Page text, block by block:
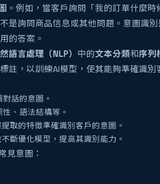
。例如，當客戶詢問「我的訂單什麼時
是詢問商品信息或其他問題。意圖識
的答案。
語言處理（NLP） 中的文本分類和序列
註，以訓練AI模型，使其能夠準確識別
話的意圖。
、語法結構等。
取的特徵準確識別客戶的意圖。
斷優化模型，提高其識別能力。
見意圖：